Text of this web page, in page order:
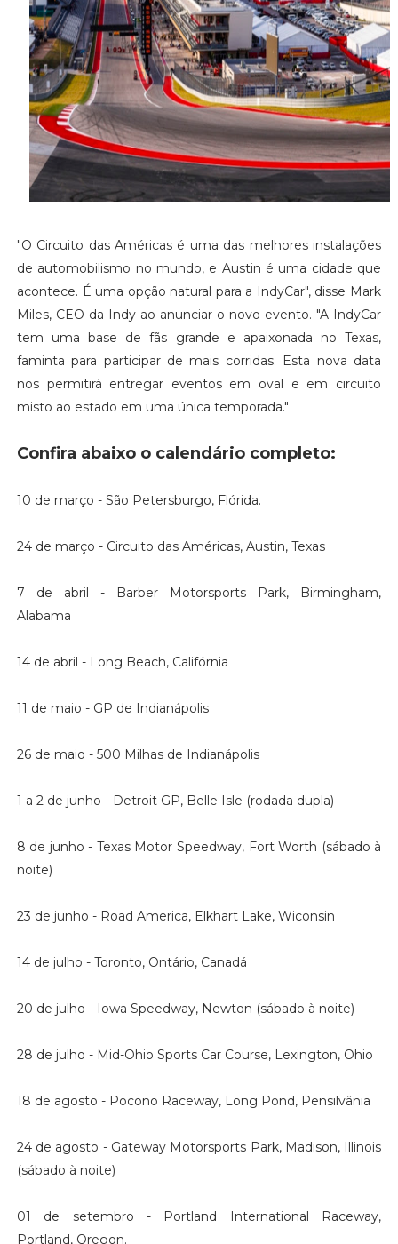
"O Circuito das Américas é uma das melhores instalações
de automobilismo no mundo, e Austin é uma cidade que
acontece. É uma opção natural para a IndyCar", disse Mark
Miles, CEO da Indy ao anunciar o novo evento. "A IndyCar
tem uma base de fãs grande e apaixonada no Texas,
faminta para participar de mais corridas. Esta nova data
nos permitirá entregar eventos em oval e em circuito
misto ao estado em uma única temporada."
Confira abaixo o calendário completo:
10 de março - São Petersburgo, Flórida.
24 de março - Circuito das Américas, Austin, Texas
7 de abril - Barber Motorsports Park, Birmingham,
Alabama
14 de abril - Long Beach, Califórnia
11 de maio - GP de Indianápolis
26 de maio - 500 Milhas de Indianápolis
1 a 2 de junho - Detroit GP, Belle Isle (rodada dupla)
8 de junho - Texas Motor Speedway, Fort Worth (sábado à
noite)
23 de junho - Road America, Elkhart Lake, Wiconsin
14 de julho - Toronto, Ontário, Canadá
20 de julho - Iowa Speedway, Newton (sábado à noite)
28 de julho - Mid-Ohio Sports Car Course, Lexington, Ohio
18 de agosto - Pocono Raceway, Long Pond, Pensilvânia
24 de agosto - Gateway Motorsports Park, Madison, Illinois
(sábado à noite)
01 de setembro - Portland International Raceway,
Portland, Oregon.